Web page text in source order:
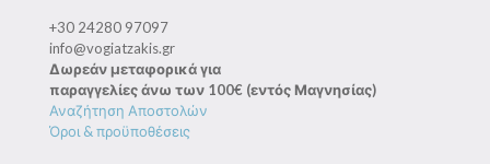
+30 24280 97097
info@vogiatzakis.gr
Δωρεάν μεταφορικά για
παραγγελίες άνω των 100€ (εντός Μαγνησίας)
Αναζήτηση Αποστολών
Όροι & προϋποθέσεις